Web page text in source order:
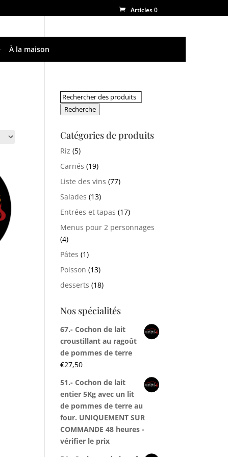
Articles 0
À la maison
Rechercher:
Recherche
Catégories de produits
Riz (5)
Carnés (19)
Liste des vins (77)
Salades (13)
Entrées et tapas (17)
Menus pour 2 personnages
(4)
Pâtes (1)
Poisson (13)
desserts (18)
Nos spécialités
67.- Cochon de lait
croustillant au ragoût
de pommes de terre
€27,50
51.- Cochon de lait
entier 5Kg avec un lit
de pommes de terre au
four. UNIQUEMENT SUR
COMMANDE 48 heures -
vérifier le prix